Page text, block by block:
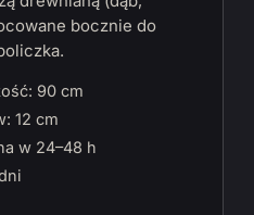
bocznie do
90 cm
12 cm
w 24–48 h